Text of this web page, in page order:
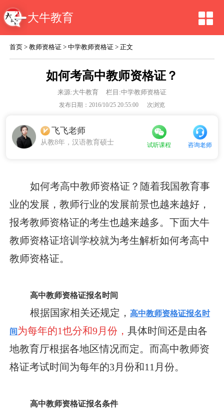
大牛教育
首页 >教师资格证 >中学教师资格证 > 正文
如何考高中教师资格证？
来源:大牛教育 栏目:中学教师资格证
发布日期：2016/10/25 20:55:00 次浏览
飞飞老师
从教8年，汉语教育硕士 试听课程 咨询老师
如何考高中教师资格证？随着我国教育事
业的发展，教师行业的发展前景也越来越好，
报考教师资格证的考生也越来越多。下面大牛
教师资格证培训学校就为考生解析如何考高中
教师资格证。
高中教师资格证报名时间
根据国家相关还规定，高中教师资格证报名时
间为每年的1也分和9月份，具体时间还是由各
地教育厅根据各地区情况而定。而高中教师资
格证考试时间为每年的3月份和11月份。
高中教师资格证报名条件